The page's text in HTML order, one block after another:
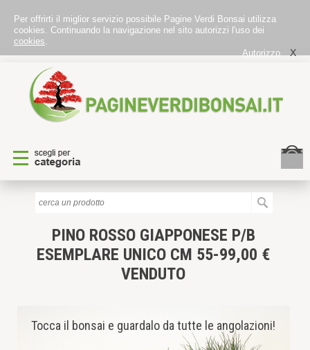
Per offrirti il miglior servizio possibile Pagine Verdi Bonsai utilizza
cookies. Continuando la navigazione nel sito autorizzi l'uso dei
cookies.
Autorizzo
X
PINO ROSSO GIAPPONESE P/B
ESEMPLARE UNICO CM 55-99,00 €
VENDUTO
Tocca il bonsai e guardalo da tutte le angolazioni!